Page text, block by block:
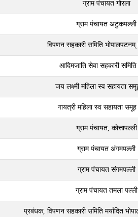
ग्राम पंचायत गोरला
ग्राम पंचायत अटुकपल्‍ली
विपणन सहकारी समिति
आदिमजाति सेवा सहकारी
जय लक्ष्मी महिला स्व सहायता
गायत्री महिला स्व सहायता
ग्राम पंचायत, कोत्तापल्ली
ग्राम पंचायत अंगमपल्‍ली
ग्राम पंचायत संगमपल्‍ली
ग्राम पंचायत तमला पल्‍ली
प्रबंधक, विपणन सहकारी समिति मर्यादित